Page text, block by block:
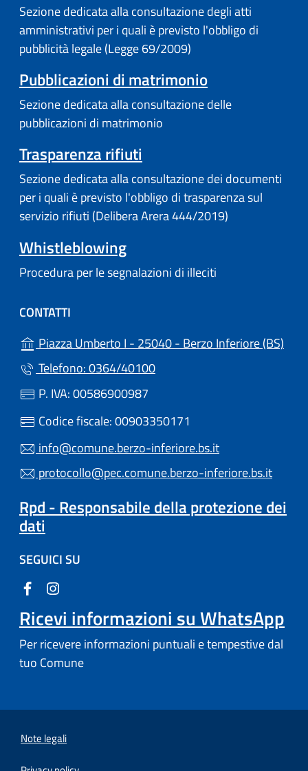
Sezione dedicata alla consultazione degli atti
amministrativi per i quali è previsto l'obbligo di
pubblicità legale (Legge 69/2009)
Pubblicazioni di matrimonio
Sezione dedicata alla consultazione delle
pubblicazioni di matrimonio
Trasparenza rifiuti
Sezione dedicata alla consultazione dei documenti
per i quali è previsto l'obbligo di trasparenza sul
servizio rifiuti (Delibera Arera 444/2019)
Whistleblowing
Procedura per le segnalazioni di illeciti
CONTATTI
Piazza Umberto I - 25040 - Berzo Inferiore (BS)
Telefono: 0364/40100
P. IVA: 00586900987
Codice fiscale: 00903350171
info@comune.berzo-inferiore.bs.it
protocollo@pec.comune.berzo-inferiore.bs.it
Rpd - Responsabile della protezione dei
dati
SEGUICI SU
Ricevi informazioni su WhatsApp
Per ricevere informazioni puntuali e tempestive dal
tuo Comune
Note legali